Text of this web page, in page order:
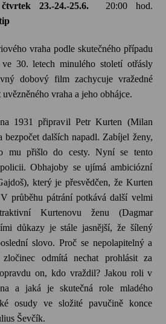
23.-24.-25.6.
20:00 hod.
vraha podle skutečného případu
30. letech minulého století otřásly
dobový film zachycuje vražedné
vraha a jeho obhájce.
1931 připravil PetrKurten (Milan
dalších napadl. Zabíjel ženy,
mu přišlo do cesty. Nyní se tento
Obhajoby se ujímá ambiciózní
který je přesvědčen, že Kurten
průběhu pátrání potkává další velmi
Kurtenovu ženu (Dagmar
důkazy je stále jasnější, že šílený
slovo. Proč se nepolapitelný a
odmítá nechat prohlásit za
on, kdo vraždil? Jakou roli v
a jaká je skutečná role mladého
osudy ve složité pavučině konce
Ševčík.